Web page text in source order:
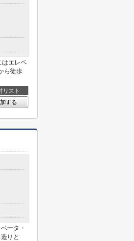
はエレベ
ら徒歩
リスト
する
ータ・
りと